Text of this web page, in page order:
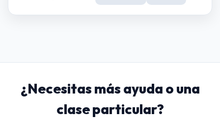
¿Necesitas más ayuda o una
clase particular?